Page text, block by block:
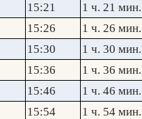
15:21
1 ч. 21 мин.
15:26
1 ч. 26 мин.
15:30
1 ч. 30 мин.
15:36
1 ч. 36 мин.
15:46
1 ч. 46 мин.
15:54
1 ч. 54 мин.